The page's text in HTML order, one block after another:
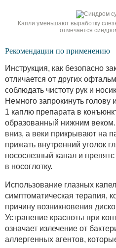
Капли уменьшают выработку
отмечается
Рекомендации по применению
Инструкция, как безопасно
отличается от других
соблюдать чистоту рук и
Немного запрокинуть голову
1 каплю препарата в
образованный нижним
вниз, а веки прикрывают на
прижать внутренний уголок
носослезный канал и
в носоглотку.
Использование глазных
симптоматическая терапия,
причину возникновения
Устранение красноты при
означает излечение от
аллергенных агентов,